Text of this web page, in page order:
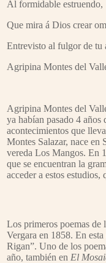
Al formidable estruendo,
Que mira á Dios crear
Entrevisto al fulgor de
Agripina Montes del
Agripina Montes del
ya habían pasado 4
acontecimientos que
Montes Salazar, nace
vereda Los Mangos. En
que se encuentran la
acceder a estos
Los primeros poemas de
Vergara en 1858. En
Rigan”. Uno de los
año, también en El